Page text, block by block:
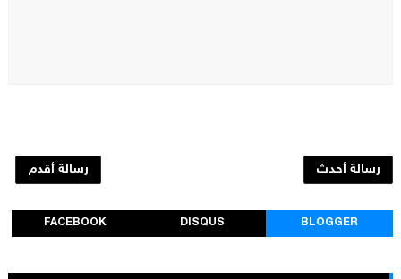
رسالة أحدث رسالة أقدم
BLOGGER
DISQUS
FACEBOOK